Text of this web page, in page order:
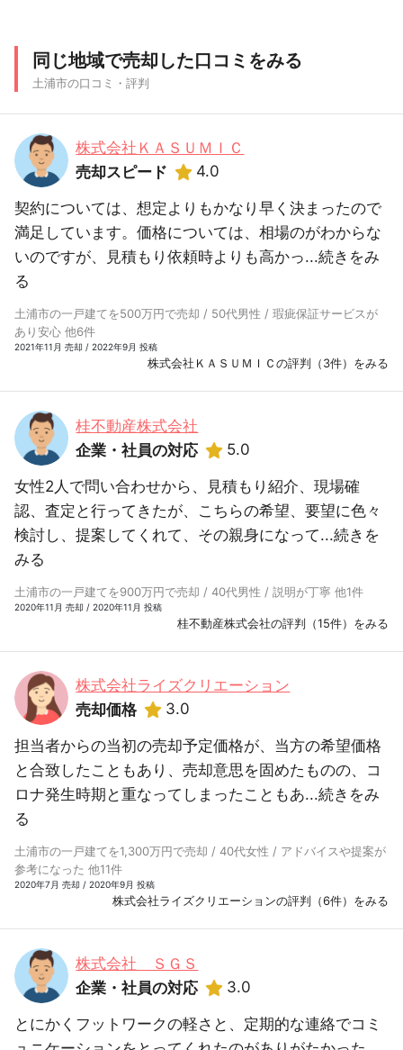
同じ地域で売却した口コミをみる
土浦市の口コミ・評判
株式会社ＫＡＳＵＭＩＣ
売却スピード
4.0
契約については、想定よりもかなり早く決まったので
満足しています。価格については、相場のがわからな
いのですが、見積もり依頼時よりも高かっ...続きをみ
る
土浦市の一戸建てを500万円で売却 / 50代男性 / 瑕疵保証サービスが
あり安心 他6件
2021年11月 売却 / 2022年9月 投稿
株式会社ＫＡＳＵＭＩＣの評判（3件）をみる
桂不動産株式会社
企業・社員の対応
5.0
女性2人で問い合わせから、見積もり紹介、現場確
認、査定と行ってきたが、こちらの希望、要望に色々
検討し、提案してくれて、その親身になって...続きを
みる
土浦市の一戸建てを900万円で売却 / 40代男性 / 説明が丁寧 他1件
2020年11月 売却 / 2020年11月 投稿
桂不動産株式会社の評判（15件）をみる
株式会社ライズクリエーション
売却価格
3.0
担当者からの当初の売却予定価格が、当方の希望価格
と合致したこともあり、売却意思を固めたものの、コ
ロナ発生時期と重なってしまったこともあ...続きをみ
る
土浦市の一戸建てを1,300万円で売却 / 40代女性 / アドバイスや提案が
参考になった 他11件
2020年7月 売却 / 2020年9月 投稿
株式会社ライズクリエーションの評判（6件）をみる
株式会社 ＳＧＳ
企業・社員の対応
3.0
とにかくフットワークの軽さと、定期的な連絡でコミ